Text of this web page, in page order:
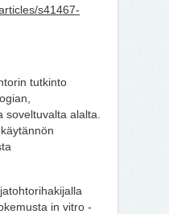
s41467-
tutkinto
soveltuvalta alalta.
in vitro -